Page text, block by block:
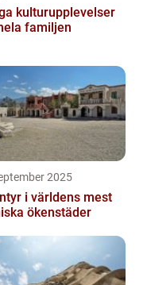
kulturupplevelser
familjen
2025
i världens mest
ökenstäder